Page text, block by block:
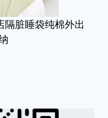
隔脏睡袋纯棉外出